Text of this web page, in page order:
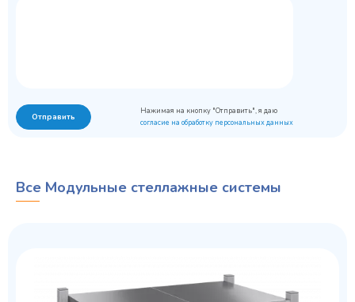
Отправить
Нажимая на кнопку "Отправить", я даю
согласие на обработку персональных данных
Все Модульные стеллажные системы